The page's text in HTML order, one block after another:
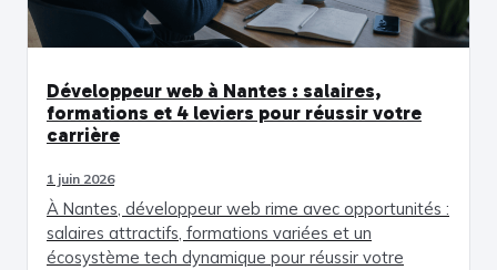
Développeur web à Nantes : salaires,
formations et 4 leviers pour réussir votre
carrière
1 juin 2026
À Nantes, développeur web rime avec opportunités :
salaires attractifs, formations variées et un
écosystème tech dynamique pour réussir votre